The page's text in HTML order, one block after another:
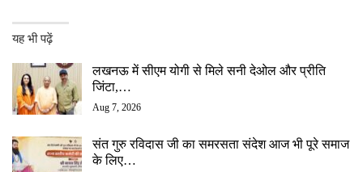
यह भी पढ़ें
लखनऊ में सीएम योगी से मिले सनी देओल और प्रीति
जिंटा,…
Aug 7, 2026
संत गुरु रविदास जी का समरसता संदेश आज भी पूरे समाज
के लिए…